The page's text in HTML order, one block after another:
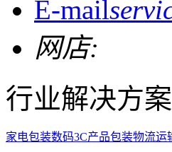
E-mail
网店:
行业解决方案
家电包装数码3C产品包装物流运